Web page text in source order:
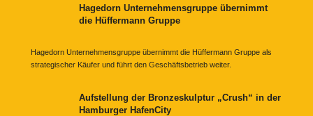
Hagedorn Unternehmensgruppe übernimmt
die Hüffermann Gruppe
Hagedorn Unternehmensgruppe übernimmt die Hüffermann Gruppe als
strategischer Käufer und führt den Geschäftsbetrieb weiter.
Aufstellung der Bronzeskulptur „Crush“ in der
Hamburger HafenCity